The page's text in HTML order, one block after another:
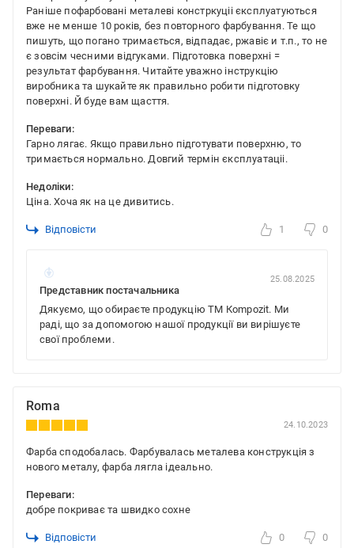
Раніше пофарбовані металеві констркуціі єксплуатуються
вже не менше 10 років, без повторного фарбування. Те що
пишуть, що погано тримається, відпадає, ржавіє и т.п., то не
є зовсім чесними відгуками. Підготовка поверхні =
результат фарбування. Читайте уважно інструкцію
виробника та шукайте як правильно робити підготовку
поверхні. Й буде вам щасття.
Переваги:
Гарно лягає. Якщо правильно підготувати поверхню, то
тримається нормально. Довгий термін єксплуатаціі.
Недоліки:
Ціна. Хоча як на це дивитись.
Відповісти 1 0
Представник постачальника
25.08.2025
Дякуємо, що обираєте продукцію ТМ Кompozit. Ми
раді, що за допомогою нашої продукції ви вирішуєте
свої проблеми.
Roma
24.10.2023
Фарба сподобалась. Фарбувалась металева конструкція з
нового металу, фарба лягла ідеально.
Переваги:
добре покриває та швидко сохне
Відповісти 0 0